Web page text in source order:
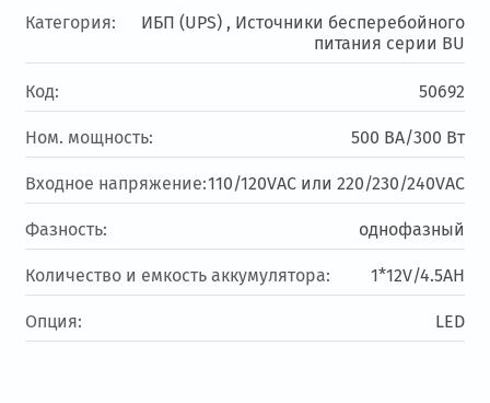
Категория: ИБП (UPS) , Источники бесперебойного
питания серии BU
Код: 50692
Ном. мощность: 500 ВА/300 Вт
Входное напряжение:110/120VAC или 220/230/240VAC
Фазность: однофазный
Количество и емкость аккумулятора: 1*12V/4.5AH
Опция: LED